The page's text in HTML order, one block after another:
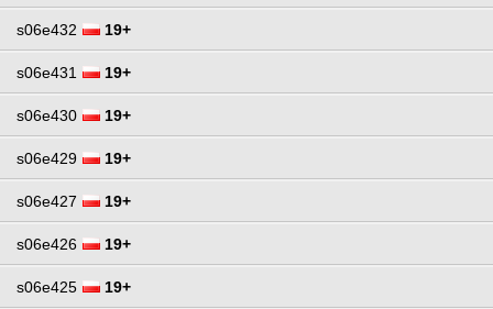
s06e432 19+
s06e431 19+
s06e430 19+
s06e429 19+
s06e427 19+
s06e426 19+
s06e425 19+